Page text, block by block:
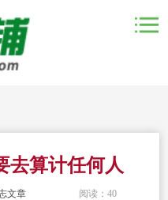
去算计任何人
文章 阅读：40